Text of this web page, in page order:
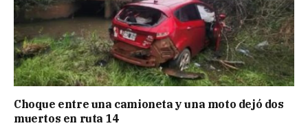
Choque entre una camioneta y una moto dejó dos
muertos en ruta 14